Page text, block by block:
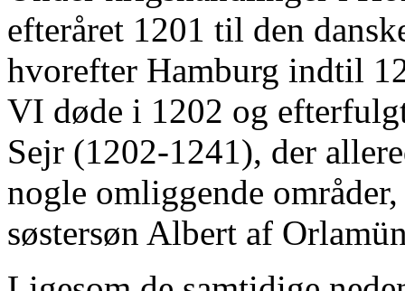
efteråret 1201 til den
hvorefter Hamburg indtil
VI døde i 1202 og
Sejr (1202-1241), der
nogle omliggende
søstersøn Albert af